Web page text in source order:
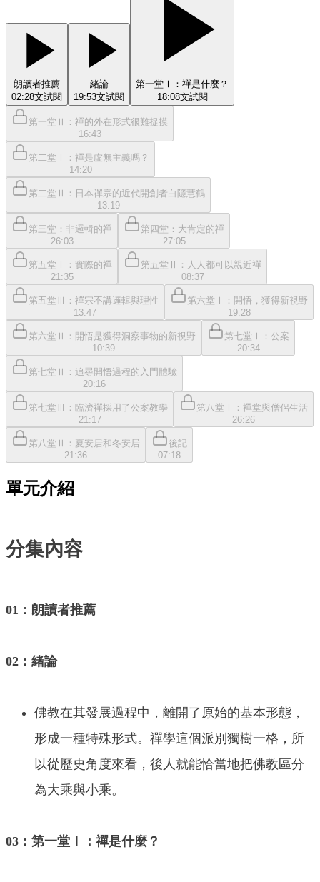
朗讀者推薦
02:28文試閱
緒論
19:53文試閱
第一堂Ⅰ：禪是什麼？
18:08文試閱
第一堂Ⅱ：禪的外在形式很難捉摸
16:43
第二堂Ⅰ：禪是虛無主義嗎？
14:20
第二堂Ⅱ：日本禪宗的近代開創者白隱慧鶴
13:19
第三堂：非邏輯的禪
26:03
第四堂：大肯定的禪
27:05
第五堂Ⅰ：實際的禪
21:35
第五堂Ⅱ：人人都可以親近禪
08:37
第五堂Ⅲ：禪宗不講邏輯與理性
13:47
第六堂Ⅰ：開悟，獲得新視野
19:28
第六堂Ⅱ：開悟是獲得洞察事物的新視野
10:39
第七堂Ⅰ：公案
20:34
第七堂Ⅱ：追尋開悟過程的入門體驗
20:16
第七堂Ⅲ：臨濟禪採用了公案教學
21:17
第八堂Ⅰ：禪堂與僧侶生活
26:26
第八堂Ⅱ：夏安居和冬安居
21:36
後記
07:18
單元介紹
分集內容
01：朗讀者推薦
02：緒論
佛教在其發展過程中，離開了原始的基本形態，
形成一種特殊形式。禪學這個派別獨樹一格，所
以從歷史角度來看，後人就能恰當地把佛教區分
為大乘與小乘。
03：第一堂Ⅰ：禪是什麼？